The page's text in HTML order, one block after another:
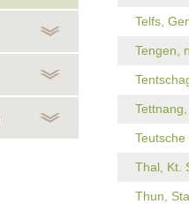
Telfs,
Tengen,
Thal, Kt.
Thun,